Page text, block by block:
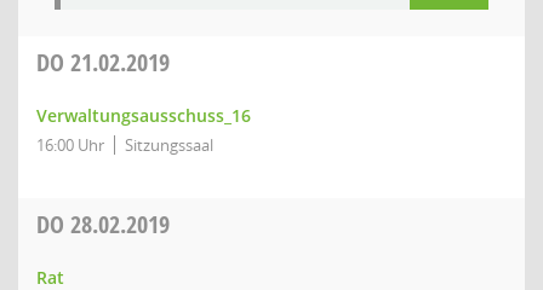
DO 21.02.2019
Verwaltungsausschuss_16
16:00 Uhr Sitzungssaal
DO 28.02.2019
Rat